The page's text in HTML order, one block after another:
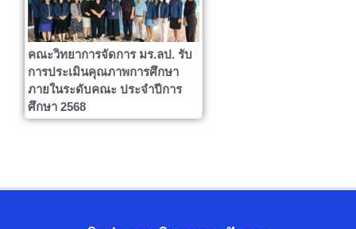
คณะวิทยาการจัดการ มร.ลป. รับ
การประเมินคุณภาพการศึกษา
ภายในระดับคณะ ประจำปีการ
ศึกษา 2568